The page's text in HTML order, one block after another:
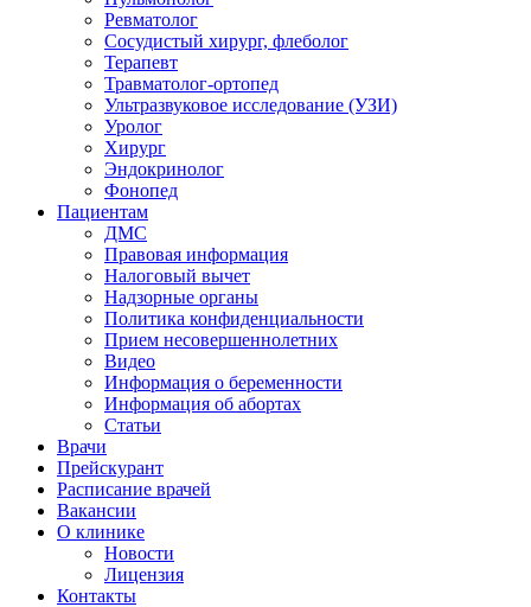
Ревматолог
Сосудистый хирург, флеболог
Терапевт
Травматолог-ортопед
Ультразвуковое исследование (УЗИ)
Уролог
Хирург
Эндокринолог
Фонопед
Пациентам
ДМС
Правовая информация
Налоговый вычет
Надзорные органы
Политика конфиденциальности
Прием несовершеннолетних
Видео
Информация о беременности
Информация об абортах
Статьи
Врачи
Прейскурант
Расписание врачей
Вакансии
О клинике
Новости
Лицензия
Контакты